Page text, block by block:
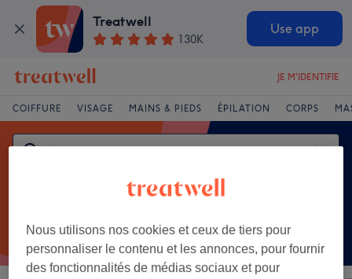
Treatwell
130K
Use app
JE M'IDENTIFIE
COIFFURE VISAGE MAINS & PIEDS ÉPILATION CORPS
Nous utilisons nos cookies et ceux de tiers pour
personnaliser le contenu et les annonces, pour fournir
des fonctionnalités de médias sociaux et pour